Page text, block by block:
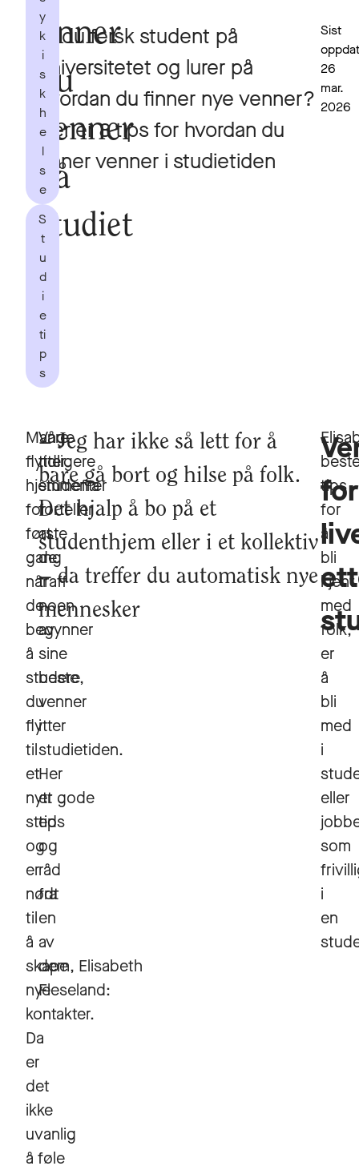
y
k
i
s
k
h
e
l
s
e
S
t
u
d
i
e
ti
p
s
finner
du
venner
på
studiet
Er du fersk student på
universitetet og lurer på
hvordan du finner nye venner?
Her er 8 tips for hvordan du
finner venner i studietiden
Sist
26
mar.
2026
Mange
flytter
hjemmefra
for
første
gang
når
de
begynner
å
studere,
du
flytter
til
et
nytt
sted
og
er
nødt
til
å
skape
nye
kontakter.
Da
er
det
ikke
uvanlig
å føle
Våre
tidligere
studenter
forteller
at
de
traff
noen
av
sine
beste
venner
i
studietiden.
Her
er gode
tips
og
råd
fra
en
av
dem, Elisabeth
Fleseland:
Jeg har ikke så lett for å
bare gå bort og hilse på folk.
Det hjalp å bo på et
studenthjem eller i et kollektiv
– da treffer du automatisk nye
mennesker
tips
for
å
bli
kjent
med
folk,
er
å
bli
med
i
eller
som
i
en
for